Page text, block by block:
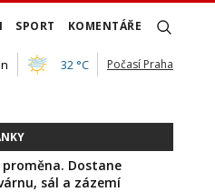
SPORT KOMENTÁŘE
32 °C Počasí Praha
Dostane
sál a zázemí